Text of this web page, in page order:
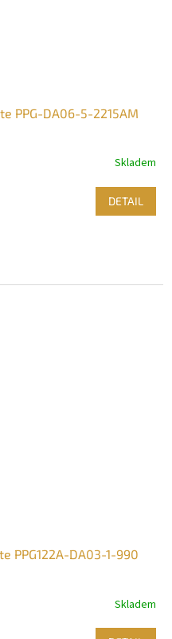
PPG-DA06-5-2215AM
Skladem
DETAIL
PPG122A-DA03-1-990
Skladem